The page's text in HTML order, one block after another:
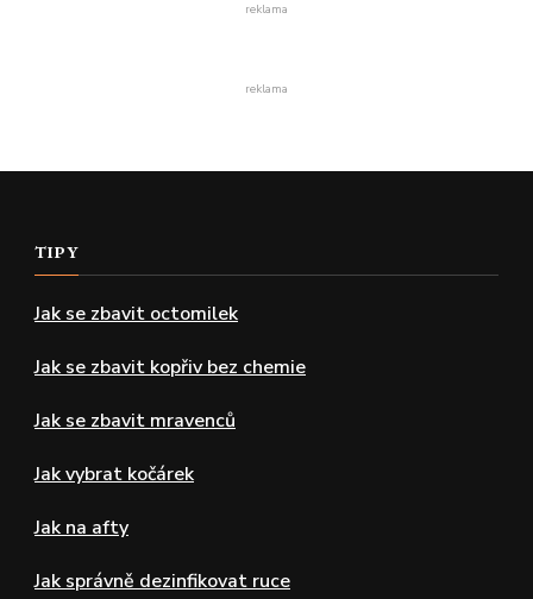
reklama
reklama
TIPY
Jak se zbavit octomilek
Jak se zbavit kopřiv bez chemie
Jak se zbavit mravenců
Jak vybrat kočárek
Jak na afty
Jak správně dezinfikovat ruce